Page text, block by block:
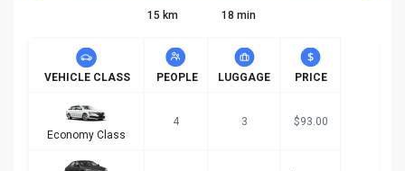
15 km 18 min
VEHICLE CLASS PEOPLE LUGGAGE PRICE
Economy Class
4 3 $93.00